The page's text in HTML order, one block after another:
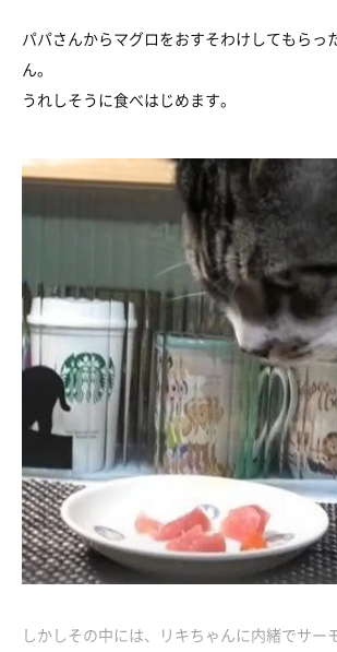
パパさんからマグロをおすそわけしてもらっ
ん。
うれしそうに食べはじめます。
しかしその中には、リキちゃんに内緒でサ